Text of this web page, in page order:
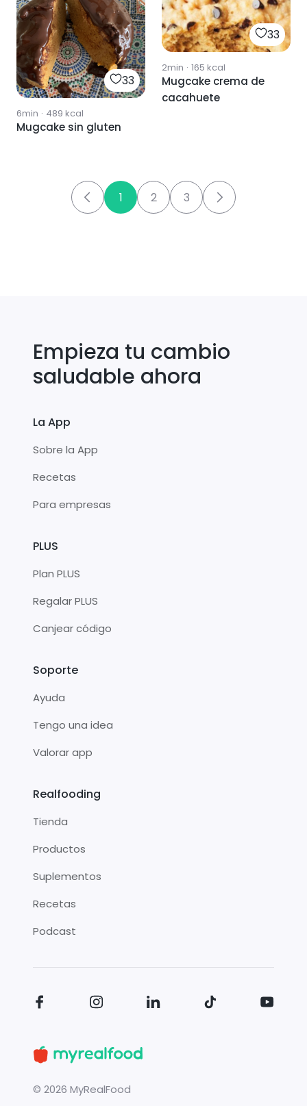
33
6min · 489 kcal
Mugcake sin gluten
33
2min · 165 kcal
Mugcake crema de
cacahuete
1 2 3
Empieza tu cambio
saludable ahora
La App
Sobre la App
Recetas
Para empresas
PLUS
Plan PLUS
Regalar PLUS
Canjear código
Soporte
Ayuda
Tengo una idea
Valorar app
Realfooding
Tienda
Productos
Suplementos
Recetas
Podcast
© 2026 MyRealFood